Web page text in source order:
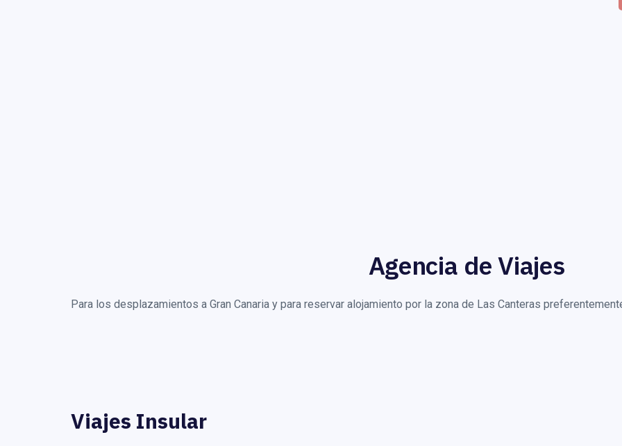
Agencia de Viajes
Para los desplazamientos a Gran Canaria y para reservar alojamiento por la zona de Las Canteras
Viajes Insular